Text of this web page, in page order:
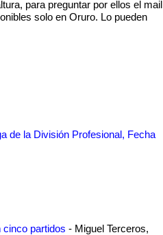
para preguntar por ellos el mail
solo en Oruro. Lo pueden
de la División Profesional, Fecha
cinco partidos - Miguel Terceros,